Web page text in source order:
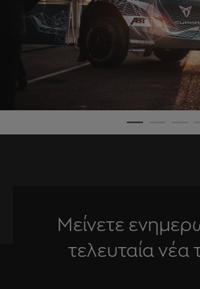
Μείνετε
τελευταία νέα